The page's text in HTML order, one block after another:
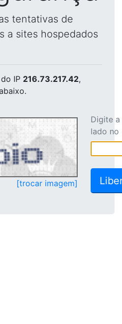
tentativas de
a sites hospedados
do IP 216.73.217.42,
[trocar imagem]
Digite
lado no